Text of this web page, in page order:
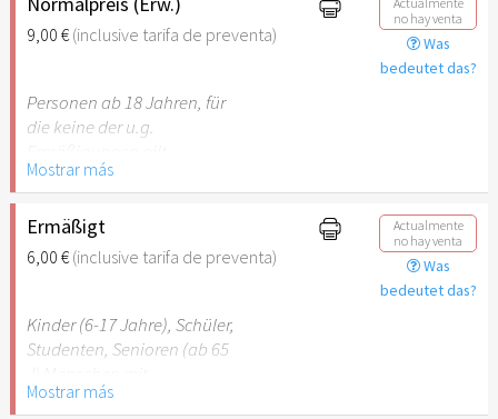
9,00 €(inclusive tarifa de preventa)
no hay venta
Was
bedeutet das?
Personen ab 18 Jahren, für
die keine der u.g.
Mostrar más
Ermäßigt
6,00 €(inclusive tarifa de preventa)
Actualmente
no hay venta
Was
bedeutet das?
Kinder (6-17 Jahre), Schüler,
Studenten, Senioren (ab 65
Behinderung (ab 50%),
Mostrar más